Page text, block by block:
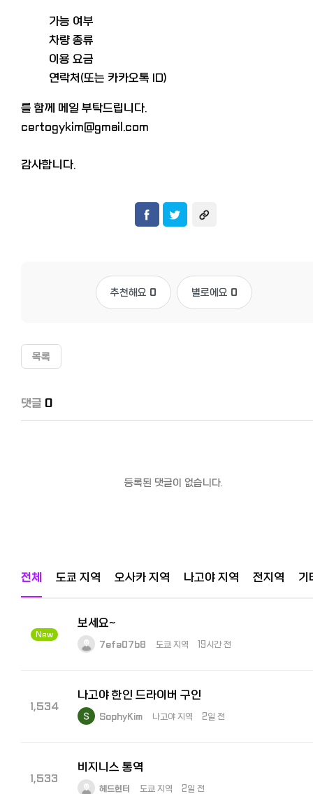
가능 여부
차량 종류
이용 요금
연락처(또는 카카오톡 ID)
를 함께 메일 부탁드립니다.
certogykim@gmail.com
감사합니다.
추천해요 0 별로에요 0
목록
댓글 0
등록된 댓글이 없습니다.
전체 도쿄 지역 오사카 지역 나고야 지역 전지역 기
New
보세요~
7efa07b8 도쿄 지역 19시간 전
1,534
나고야 한인 드라이버 구인
SophyKim 나고야 지역 2일 전
1,533
비지니스 통역
헤드헌터 도쿄 지역 2일 전